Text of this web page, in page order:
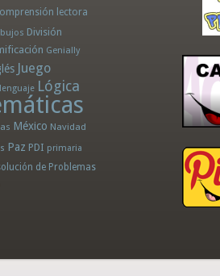
lectora
División
Genially
Juego
lenguaje Lógica
México Navidad
Paz PDI primaria
de Problemas